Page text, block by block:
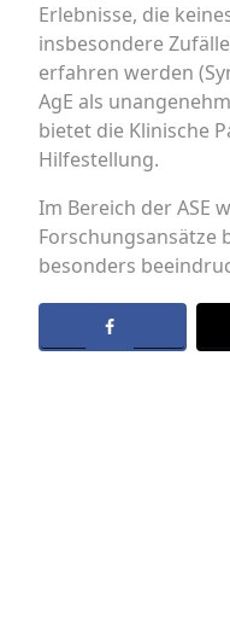
Erlebnisse, die
insbesondere
erfahren werden
AgE als
bietet die Klinische
Hilfestellung.
Im Bereich der ASE
Forschungsansätze
besonders